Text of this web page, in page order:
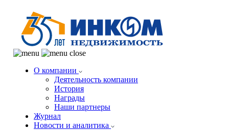
О компании
Деятельность компании
История
Награды
Наши партнеры
Журнал
Новости и аналитика